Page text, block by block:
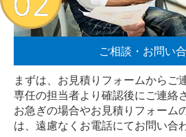
ご相談・お問い
まずは、お見積りフォームからご
専任の担当者より確認後にご連絡
お急ぎの場合やお見積りフォーム
は、遠慮なく お電話にてお問い合